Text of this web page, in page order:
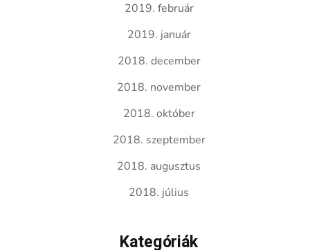
2019. február
2019. január
2018. december
2018. november
2018. október
2018. szeptember
2018. augusztus
2018. július
Kategóriák